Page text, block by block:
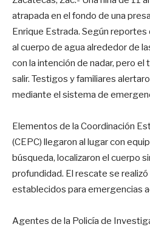
atrapada en el fondo de una
Enrique Estrada. Según
al cuerpo de agua alrededor de
con la intención de nadar, pero
salir. Testigos y familiares
mediante el sistema de
Elementos de la Coordinación
(CEPC) llegaron al lugar con
búsqueda, localizaron el cuerpo
profundidad. El rescate se
establecidos para emergencias
Agentes de la Policía de